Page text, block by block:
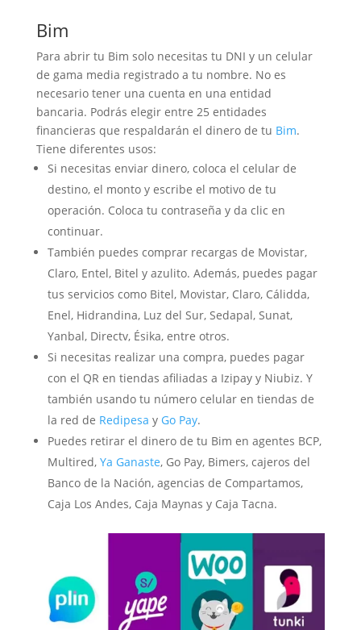
Bim
Para abrir tu Bim solo necesitas tu DNI y un celular
de gama media registrado a tu nombre. No es
necesario tener una cuenta en una entidad
bancaria. Podrás elegir entre 25 entidades
financieras que respaldarán el dinero de tu Bim.
Tiene diferentes usos:
Si necesitas enviar dinero, coloca el celular de
destino, el monto y escribe el motivo de tu
operación. Coloca tu contraseña y da clic en
continuar.
También puedes comprar recargas de Movistar,
Claro, Entel, Bitel y azulito. Además, puedes pagar
tus servicios como Bitel, Movistar, Claro, Cálidda,
Enel, Hidrandina, Luz del Sur, Sedapal, Sunat,
Yanbal, Directv, Ésika, entre otros.
Si necesitas realizar una compra, puedes pagar
con el QR en tiendas afiliadas a Izipay y Niubiz. Y
también usando tu número celular en tiendas de
la red de Redipesa y Go Pay.
Puedes retirar el dinero de tu Bim en agentes BCP,
Multired, Ya Ganaste, Go Pay, Bimers, cajeros del
Banco de la Nación, agencias de Compartamos,
Caja Los Andes, Caja Maynas y Caja Tacna.